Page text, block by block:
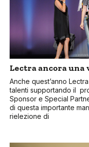
Lectra ancora
Anche quest’anno
talenti supportando il
Sponsor e Special
di questa importante
rielezione di